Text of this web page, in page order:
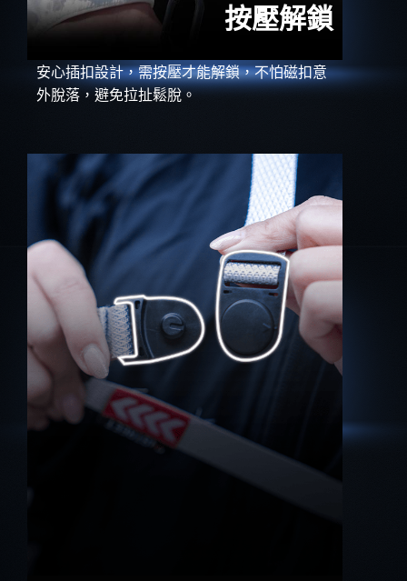
按壓解鎖
安心插扣設計，需按壓才能解鎖，不怕磁扣意
外脫落，避免拉扯鬆脫。